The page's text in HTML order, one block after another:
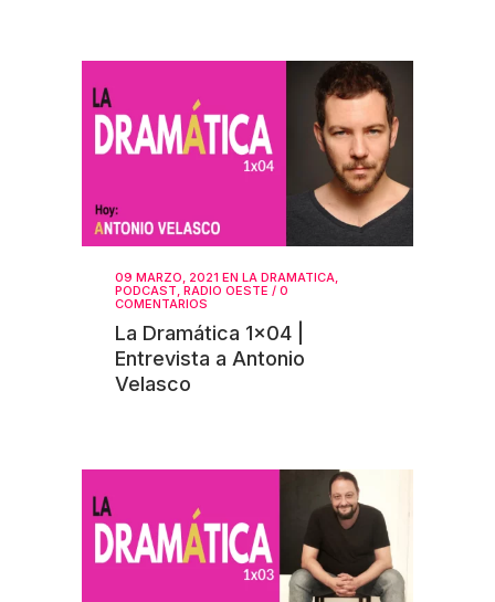
09 MARZO, 2021 EN LA DRAMATICA,
PODCAST, RADIO OESTE / 0
COMENTARIOS
La Dramática 1×04 |
Entrevista a Antonio
Velasco